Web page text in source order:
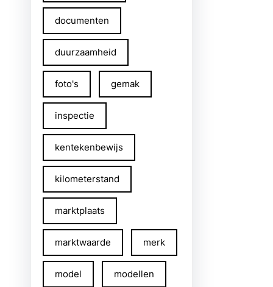
documenten
duurzaamheid
foto's gemak
inspectie
kentekenbewijs
kilometerstand
marktplaats
marktwaarde merk
model modellen